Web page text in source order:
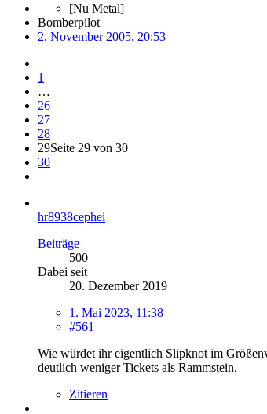
[Nu Metal]
Bomberpilot
2. November 2005, 20:53
1
…
26
27
28
29Seite 29 von 30
30
hr8938cephei
Beiträge
500
Dabei seit
20. Dezember 2019
1. Mai 2023, 11:38
#561
Wie würdet ihr eigentlich Slipknot im
deutlich weniger Tickets als Rammstein.
Zitieren